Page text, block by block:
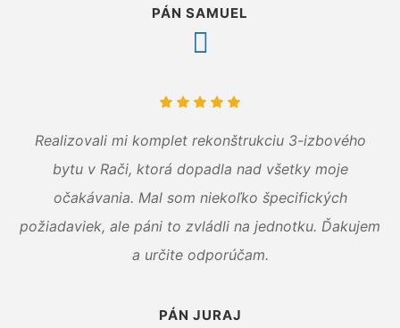
PÁN SAMUEL
Realizovali mi komplet rekonštrukciu 3-izbového
bytu v Rači, ktorá dopadla nad všetky moje
očakávania. Mal som niekoľko špecifických
požiadaviek, ale páni to zvládli na jednotku. Ďakujem
a určite odporúčam.
PÁN JURAJ